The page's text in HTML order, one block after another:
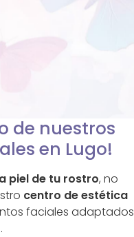
de nuestros
en Lugo!
piel de tu rostro, no
centro de estética
faciales adaptados